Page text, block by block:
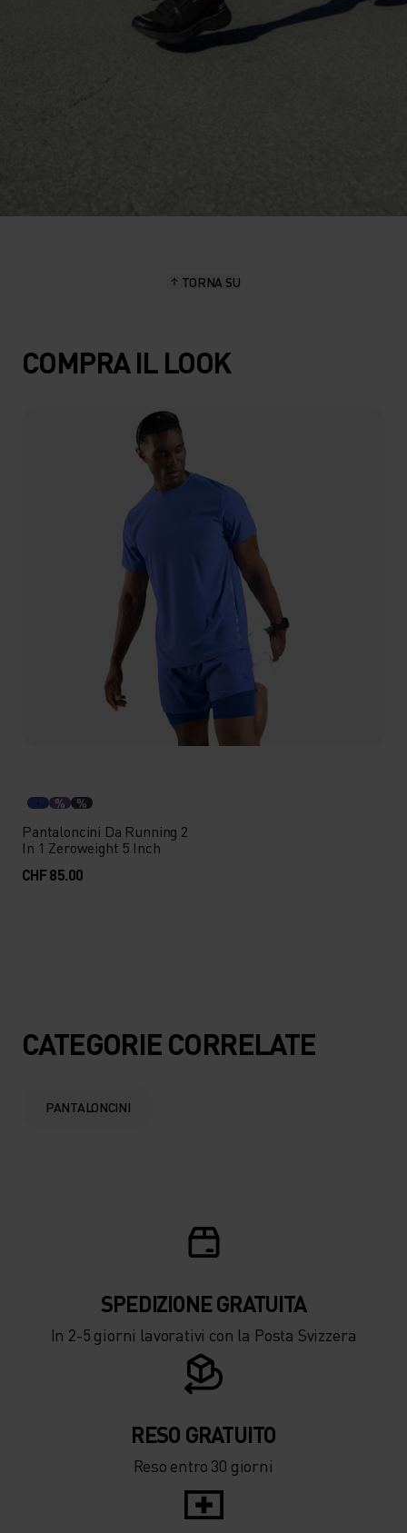
TORNA SU
COMPRA IL LOOK
% %
Pantaloncini Da Running 2
In 1 Zeroweight 5 Inch
CHF 85.00
CATEGORIE CORRELATE
PANTALONCINI
SPEDIZIONE ​​​​​​GRATUITA
In 2-5 giorni lavorativi con la Posta Svizzera
RESO GRATUITO
Reso entro 30 giorni